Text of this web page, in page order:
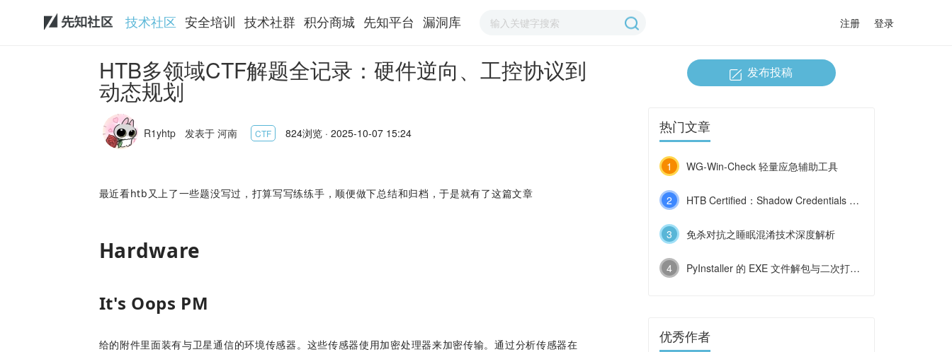
技术社区 安全培训 技术社群 积分商城 先知平台 漏洞库 注册 登录
HTB多领域CTF解题全记录：硬件逆向、工控协议到
动态规划
R1yhtp 发表于 河南 CTF 824浏览 · 2025-10-07 15:24
最近看htb又上了一些题没写过，打算写写练练手，顺便做下总结和归档，于是就有了这篇文章
Hardware
It's Oops PM
给的附件里面装有与卫星通信的环境传感器。这些传感器使用加密处理器来加密传输。通过分析传感器在
发布投稿
热门文章
1 WG-Win-Check 轻量应急辅助工具
2 HTB Certified：Shadow Credentials 与 ESC9 的连环利用
3 免杀对抗之睡眠混淆技术深度解析
4 PyInstaller 的 EXE 文件解包与二次打包技术浅探
优秀作者